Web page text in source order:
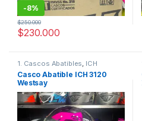
-8%
$230.000
$250.000
Este producto tiene múltiples
1. Cascos Abatibles, ICH
Casco Abatible ICH 3120
Westsay